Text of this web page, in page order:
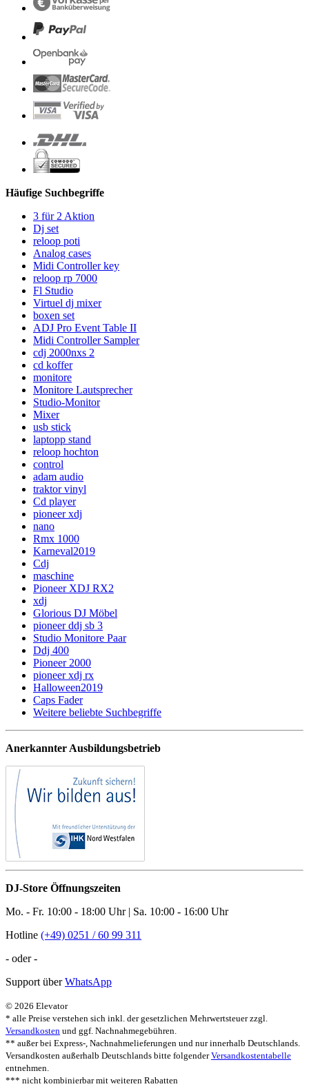
Häufige Suchbegriffe
3 für 2 Aktion
Dj set
reloop poti
Analog cases
Midi Controller key
reloop rp 7000
Fl Studio
Virtuel dj mixer
boxen set
ADJ Pro Event Table II
Midi Controller Sampler
cdj 2000nxs 2
cd koffer
monitore
Monitore Lautsprecher
Studio-Monitor
Mixer
usb stick
laptopp stand
reloop hochton
control
adam audio
traktor vinyl
Cd player
pioneer xdj
nano
Rmx 1000
Karneval2019
Cdj
maschine
Pioneer XDJ RX2
xdj
Glorious DJ Möbel
pioneer ddj sb 3
Studio Monitore Paar
Ddj 400
Pioneer 2000
pioneer xdj rx
Halloween2019
Caps Fader
Weitere beliebte Suchbegriffe
Anerkannter Ausbildungsbetrieb
DJ-Store Öffnungszeiten
Mo. - Fr. 10:00 - 18:00 Uhr | Sa. 10:00 - 16:00 Uhr
Hotline (+49) 0251 / 60 99 311
- oder -
Support überWhatsApp
© 2026 Elevator
* alle Preise verstehen sich inkl. der gesetzlichen Mehrwertsteuer zzgl.
Versandkosten und ggf. Nachnahmegebühren.
** außer bei Express-, Nachnahmelieferungen und nur innerhalb Deutschlands.
Versandkosten außerhalb Deutschlands bitte folgenderVersandkostentabelle
entnehmen.
*** nicht kombinierbar mit weiteren Rabatten